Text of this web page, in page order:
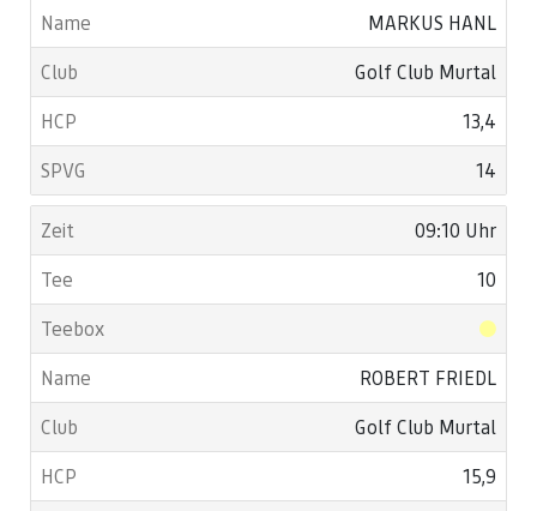
MARKUS HANL
Golf Club Murtal
13,4
14
09:10 Uhr
10
ROBERT FRIEDL
Golf Club Murtal
15,9